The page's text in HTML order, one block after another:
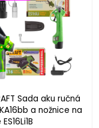
Sada aku ručná
a nožnice na